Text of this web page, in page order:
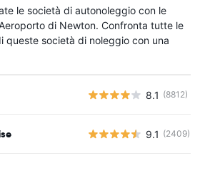
le società di autonoleggio con le
di Newton. Confronta tutte le
queste società di noleggio con una
8.1 (8812)
9.1 (2409)